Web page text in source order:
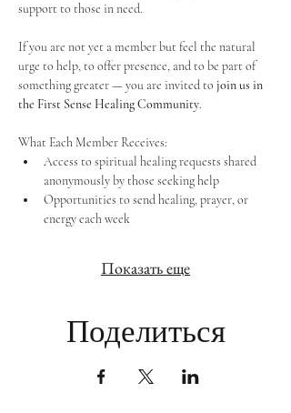
support to those in need.
If you are not yet a member but feel the natural
urge to help, to offer presence, and to be part of
something greater — you are invited to join us in
the First Sense Healing Community.
What Each Member Receives:
Access to spiritual healing requests shared
anonymously by those seeking help
Opportunities to send healing, prayer, or
energy each week
Показать еще
Поделиться